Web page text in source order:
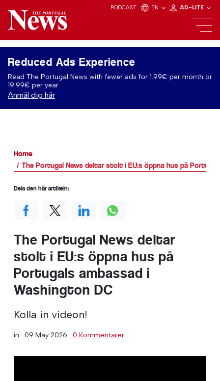
PODCAST EN AD-LITE
Reduced Ads Experience
Read The Portugal News with fewer ads for 1.99€ per month or
19.99€ per year.
Anmäl dig här
Home
The Portugal News deltar stolt i EU:s öppna hus på
The Portugal News deltar
stolt i EU:s öppna hus på
Portugals ambassad i
Washington DC
Kolla in videon!
in · 09 May 2026 · 0 Kommentarer
Dela den här artikeln: